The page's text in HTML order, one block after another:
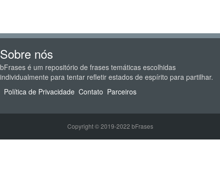
Sobre nós
bFrases é um repositório de frases temáticas escolhidas
individualmente para tentar refletir estados de espírito para partilhar.
Política de Privacidade Contato Parceiros
Copyright © 2019-2022 bFrases